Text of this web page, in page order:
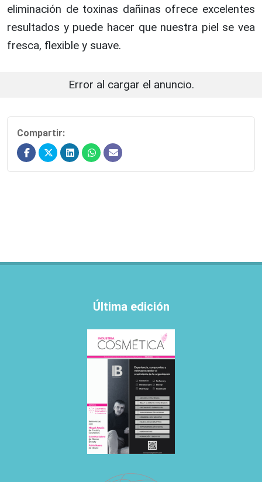
eliminación de toxinas dañinas ofrece excelentes
resultados y puede hacer que nuestra piel se vea
fresca, flexible y suave.
Error al cargar el anuncio.
Compartir:
Última edición